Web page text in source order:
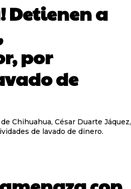
Detienen a
por
de
Chihuahua, César Duarte Jáquez,
de lavado de dinero.